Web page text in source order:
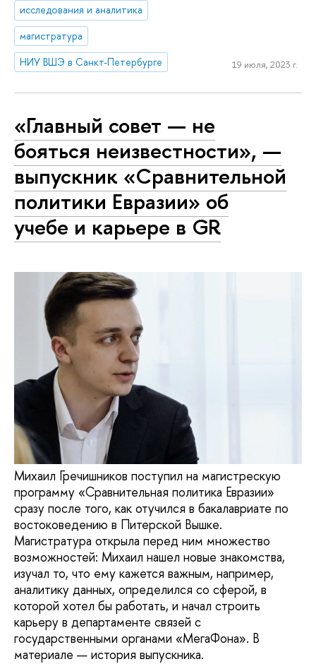
исследования и аналитика
магистратура
НИУ ВШЭ в Санкт-Петербурге
19 июля, 2023 г.
«Главный совет — не
бояться неизвестности», —
выпускник «Сравнительной
политики Евразии» об
учебе и карьере в GR
Михаил Гречишников поступил на магистрескую
программу «Сравнительная политика Евразии»
сразу после того, как отучился в бакалавриате по
востоковедению в Питерской Вышке.
Магистратура открыла перед ним множество
возможностей: Михаил нашел новые знакомства,
изучал то, что ему кажется важным, например,
аналитику данных, определился со сферой, в
которой хотел бы работать, и начал строить
карьеру в департаменте связей с
государственными органами «МегаФона». В
материале — история выпускника.